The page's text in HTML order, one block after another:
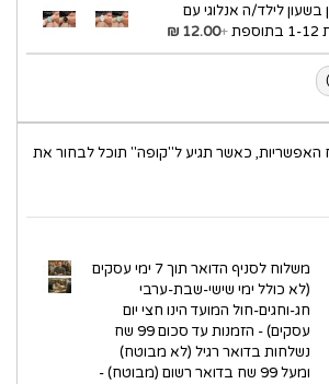
בשעון לילד/ה אנלוגי עם
+
12.00 ₪
האפשריות, כאשר תגיע ל"קופה" תוכל לבחור את
משלוח לסניף הדואר תוך 7 ימי עסקים
(לא כולל ימי שישי-שבת-ערבי
חג-וחגים-חול המועד הינו חצי יום
עסקים) - הזמנות עד סכום 99 שח
נשלחות בדואר רגיל (לא מבוטח)
ומעל 99 שח בדואר רשום (מבוטח) -